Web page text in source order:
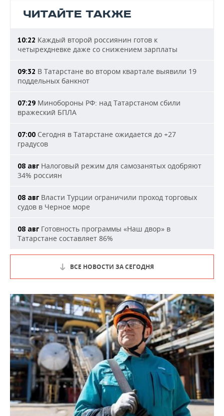
ЧИТАЙТЕ ТАКЖЕ
10:22 Каждый второй россиянин готов к
четырехдневке даже со снижением зарплаты
09:32 В Татарстане во втором квартале выявили 19
поддельных банкнот
07:29 Минобороны РФ: над Татарстаном сбили
вражеский БПЛА
07:00 Сегодня в Татарстане ожидается до +27
градусов
08 авг Налоговый режим для самозанятых одобряют
34% россиян
08 авг Власти Турции ограничили проход торговых
судов в Черное море
08 авг Готовность программы «Наш двор» в
Татарстане составляет 86%
ВСЕ НОВОСТИ ЗА СЕГОДНЯ